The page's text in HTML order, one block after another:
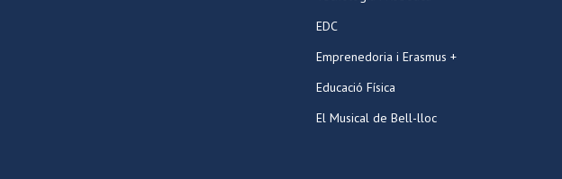
EDC
Emprenedoria i Erasmus +
Educació Física
El Musical de Bell-lloc